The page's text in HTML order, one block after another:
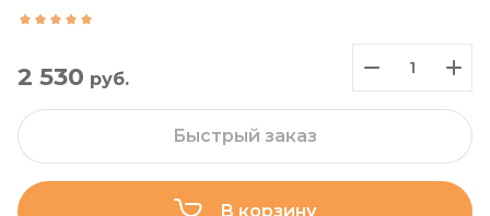
2 530 руб.
В корзину
Быстрый заказ